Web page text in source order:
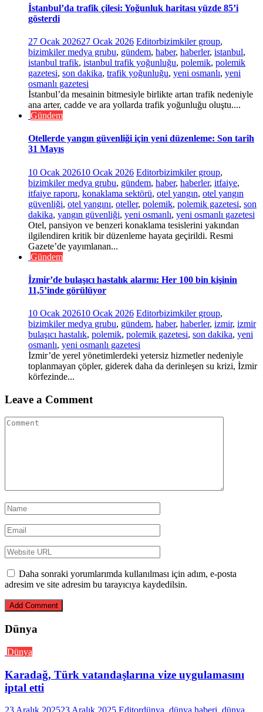
İstanbul’da trafik çilesi: Yoğunluk haritası yüzde 85’i
gösterdi
27 Ocak 202627 Ocak 2026 Editorbizimkiler group,
bizimkiler medya grubu, gündem, haber, haberler, istanbul,
istanbul trafik, istanbul trafik yoğunluğu, polemik, polemik
gazetesi, son dakika, trafik yoğunluğu, yeni osmanlı, yeni
osmanlı gazetesi
İstanbul’da mesainin bitmesiyle birlikte artan trafik nedeniyle
ana arter, cadde ve ara yollarda trafik yoğunluğu oluştu....
Gündem
Otellerde yangın güvenliği için yeni düzenleme: Son tarih
31 Mayıs
10 Ocak 202610 Ocak 2026 Editorbizimkiler group,
bizimkiler medya grubu, gündem, haber, haberler, itfaiye,
itfaiye raporu, konaklama sektörü, otel yangın, otel yangın
güvenliği, otel yangını, oteller, polemik, polemik gazetesi, son
dakika, yangın güvenliği, yeni osmanlı, yeni osmanlı gazetesi
Otel, pansiyon ve benzeri konaklama tesislerini yakından
ilgilendiren kritik bir düzenleme hayata geçirildi. Resmi
Gazete’de yayımlanan...
Gündem
İzmir’de bulaşıcı hastalık alarmı: Her 100 bin kişinin
11,5’inde görülüyor
10 Ocak 202610 Ocak 2026 Editorbizimkiler group,
bizimkiler medya grubu, gündem, haber, haberler, izmir, izmir
bulaşıcı hastalık, polemik, polemik gazetesi, son dakika, yeni
osmanlı, yeni osmanlı gazetesi
İzmir’de yerel yönetimlerdeki yetersiz hizmetler nedeniyle
toplanmayan çöpler, giderek daha da derinleşen su krizi, İzmir
körfezinde...
Leave a Comment
Daha sonraki yorumlarımda kullanılması için adım, e-posta
adresim ve site adresim bu tarayıcıya kaydedilsin.
Dünya
Dünya
Karadağ, Türk vatandaşlarına vize uygulamasını
iptal etti